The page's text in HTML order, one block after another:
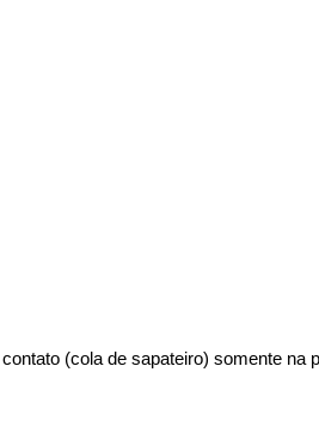
(cola de sapateiro) somente na